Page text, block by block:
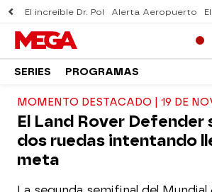
El increíble Dr. Pol Alerta Aeropuerto
SERIES PROGRAMAS
MOMENTO DESTACADO | 19 DE
El Land Rover Defender
dos ruedas intentando
meta